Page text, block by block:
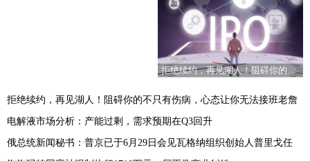
拒绝续约，再见湖人！阻碍你的不只有伤病，心态让你无法接班老詹
拒绝续约，再见湖人！阻碍你的不只有伤病，心态让你无法接班老詹
电解液市场分析：产能过剩，需求预期在Q3回升
俄总统新闻秘书：普京已于6月29日会见瓦格纳组织创始人普里戈任